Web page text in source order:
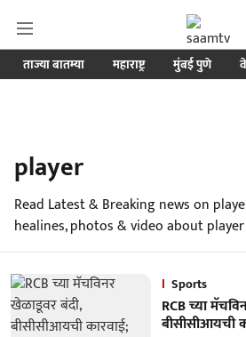
ताज्या बातम्या महाराष्ट्र मुंबई पुणे
player
Read Latest & Breaking news on
healines, photos & video about
Sports
RCB च्या
बीसीसीआयची